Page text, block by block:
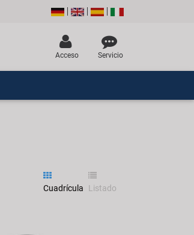
Acceso Servicio
Cuadrícula Listado